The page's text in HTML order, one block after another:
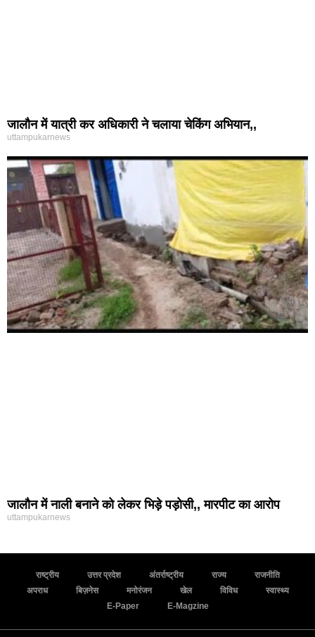
जालौन में यात्री कर अधिकारी ने चलाया चेकिंग अभियान,,
uttampukarnews
जालौन में नाली बनाने को लेकर भिड़े पड़ोसी,, मारपीट का आरोप
uttampukarnews
राष्ट्रीय उत्तर प्रदेश अंतर्राष्ट्रीय राज्य
राजनीति
अपराध
बिज़नेस मनोरंजन खेल विविध
स्वास्थ्य
E-Paper
E-Magzine